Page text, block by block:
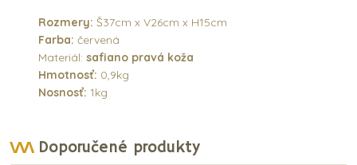
Rozmery: Š37cm x V26cm x H15cm
Farba: červená
Materiál: safiano pravá koža
Hmotnosť: 0,9kg
Nosnosť: 1kg
Doporučené produkty